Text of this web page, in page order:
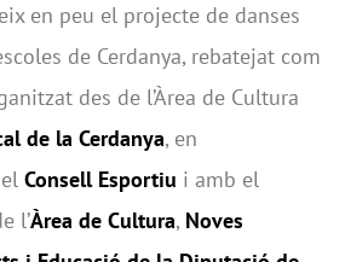
en peu el projecte de danses
de Cerdanya, rebatejat com
des de l’Àrea de Cultura
de la Cerdanya, en
Consell Esportiu i amb el
l’Àrea de Cultura, Noves